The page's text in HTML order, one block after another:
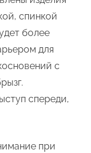
спинкой
более
для
с
спереди,
при